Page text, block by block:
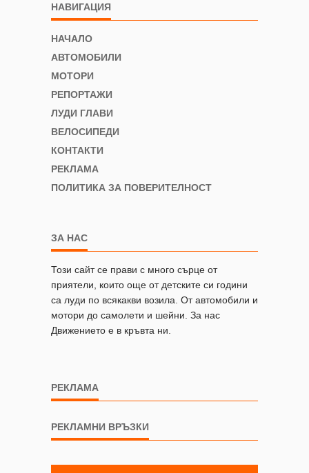
НАВИГАЦИЯ
НАЧАЛО
АВТОМОБИЛИ
МОТОРИ
РЕПОРТАЖИ
ЛУДИ ГЛАВИ
ВЕЛОСИПЕДИ
КОНТАКТИ
РЕКЛАМА
ПОЛИТИКА ЗА ПОВЕРИТЕЛНОСТ
ЗА НАС
Този сайт се прави с много сърце от
приятели, които още от детските си години
са луди по всякакви возила. От автомобили и
мотори до самолети и шейни. За нас
Движението е в кръвта ни.
РЕКЛАМА
РЕКЛАМНИ ВРЪЗКИ